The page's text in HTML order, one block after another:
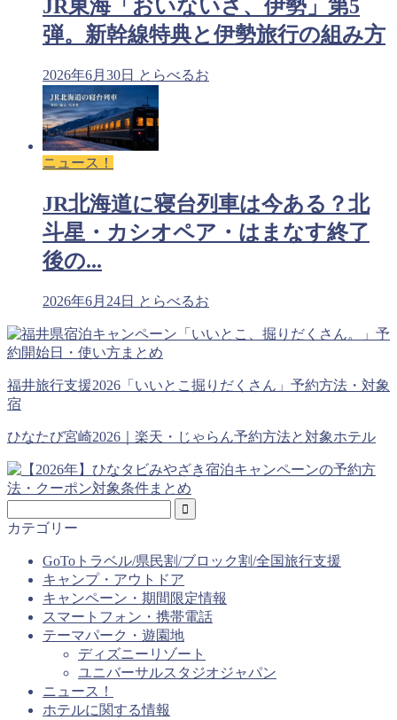
JR東海「おいないさ、伊勢」第5
弾。新幹線特典と伊勢旅行の組み方
2026年6月30日 とらべるお
ニュース！
JR北海道に寝台列車は今ある？北
斗星・カシオペア・はまなす終了
後の...
2026年6月24日 とらべるお
福井旅行支援2026「いいとこ掘りだくさん」予約方法・対象
宿
ひなたび宮崎2026｜楽天・じゃらん予約方法と対象ホテル
カテゴリー
GoToトラベル/県民割/ブロック割/全国旅行支援
キャンプ・アウトドア
キャンペーン・期間限定情報
スマートフォン・携帯電話
テーマパーク・遊園地
ディズニーリゾート
ユニバーサルスタジオジャパン
ニュース！
ホテルに関する情報